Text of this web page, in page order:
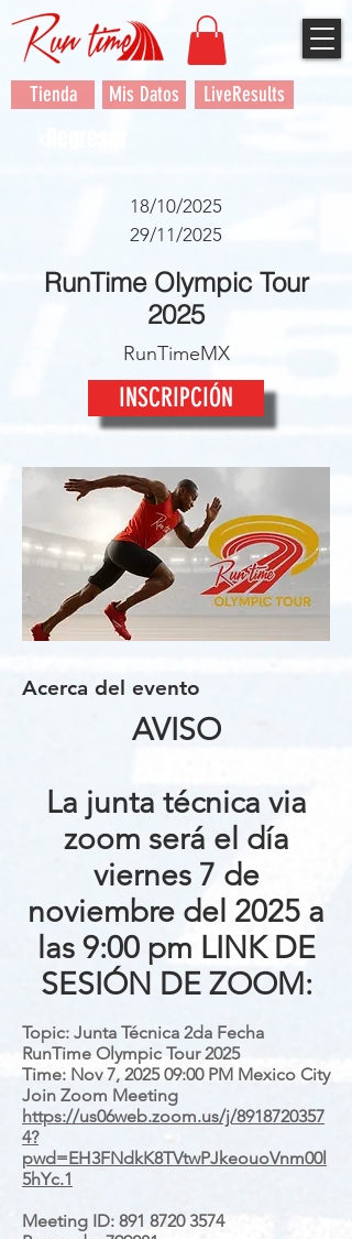
Tienda Mis Datos LiveResults
18/10/2025
29/11/2025
RunTime Olympic Tour
2025
RunTimeMX
INSCRIPCIÓN
Acerca del evento
AVISO
La junta técnica via
zoom será el día
viernes 7 de
noviembre del 2025 a
las 9:00 pm LINK DE
SESIÓN DE ZOOM:
Topic: Junta Técnica 2da Fecha
RunTime Olympic Tour 2025
Time: Nov 7, 2025 09:00 PM Mexico City
Join Zoom Meeting
https://us06web.zoom.us/j/8918720357
4?
pwd=EH3FNdkK8TVtwPJkeouoVnm00l
5hYc.1
Meeting ID: 891 8720 3574